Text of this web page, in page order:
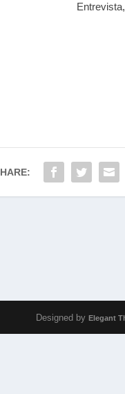
Entrevista,
Designed by Elegant